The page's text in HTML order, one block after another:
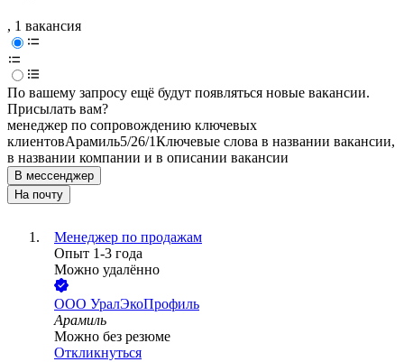
, 1 вакансия
По вашему запросу ещё будут появляться новые вакансии.
Присылать вам?
менеджер по сопровождению ключевых
клиентовАрамиль5/26/1Ключевые слова в названии вакансии,
в названии компании и в описании вакансии
В мессенджер
На почту
Менеджер по продажам
Опыт 1-3 года
Можно удалённо
ООО УралЭкоПрофиль
Арамиль
Можно без резюме
Откликнуться